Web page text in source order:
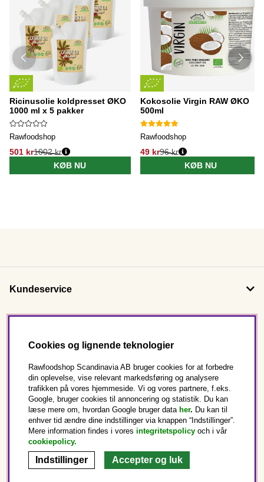
Ricinusolie koldpresset ØKO
1000 ml x 5 pakker
Rawfoodshop
501 kr1002 kr
KØB NU
Kokosolie Virgin RAW ØKO
500ml
Rawfoodshop
49 kr96 kr
KØB NU
Kundeservice
Dette er Rawfoodshop
Danmark
Cookies og lignende teknologier
Rawfoodshop Scandinavia AB bruger cookies for at forbedre
din oplevelse, vise relevant markedsføring og analysere
trafikken på vores hjemmeside. Vi og vores partnere, f.eks.
Google, bruger cookies til annoncering og statistik. Du kan
læse mere om, hvordan Google bruger data her. Du kan til
enhver tid ændre dine indstillinger via knappen “Indstillinger”.
Mere information findes i vores integritetspolicy och i vår
cookiepolicy.
Indstillinger Accepter og luk